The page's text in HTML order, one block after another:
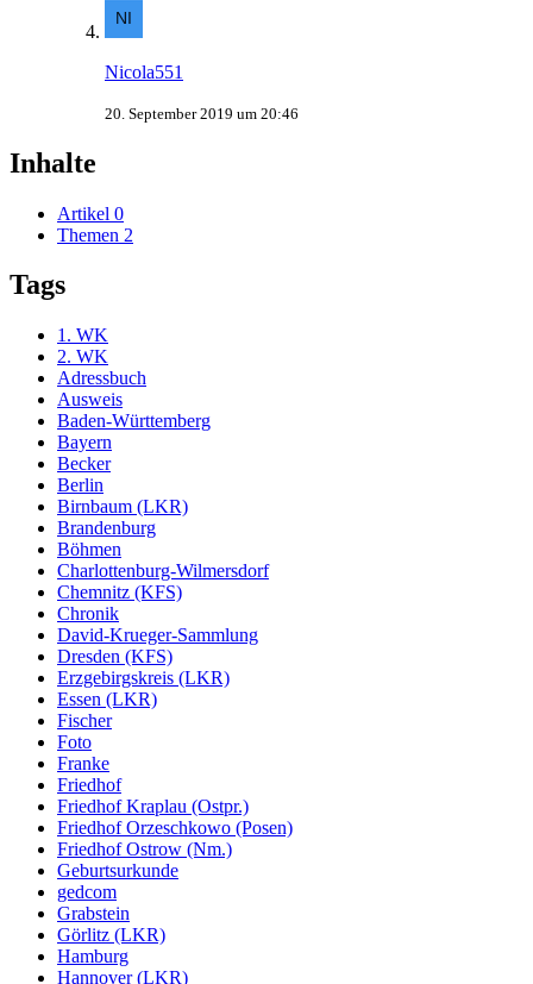
Nicola551
20. September 2019 um 20:46
Inhalte
Artikel 0
Themen 2
Tags
1. WK
2. WK
Adressbuch
Ausweis
Baden-Württemberg
Bayern
Becker
Berlin
Birnbaum (LKR)
Brandenburg
Böhmen
Charlottenburg-Wilmersdorf
Chemnitz (KFS)
Chronik
David-Krueger-Sammlung
Dresden (KFS)
Erzgebirgskreis (LKR)
Essen (LKR)
Fischer
Foto
Franke
Friedhof
Friedhof Kraplau (Ostpr.)
Friedhof Orzeschkowo (Posen)
Friedhof Ostrow (Nm.)
Geburtsurkunde
gedcom
Grabstein
Görlitz (LKR)
Hamburg
Hannover (LKR)